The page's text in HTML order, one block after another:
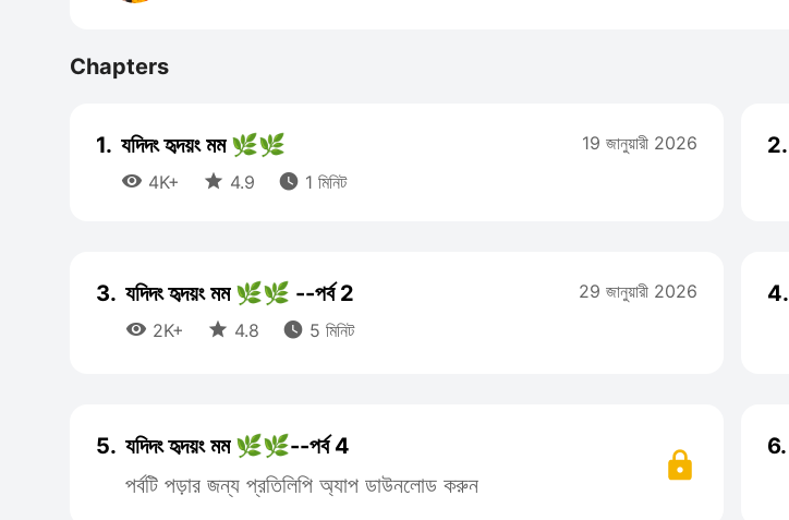
Chapters
1. যদিদং হৃদয়ং মম 🌿🌿
 4K+  4.9  1 মিনিট
19 জানুয়ারী 2026 2.
3. যদিদং হৃদয়ং মম 🌿🌿 --পর্ব 2
 2K+  4.8  5 মিনিট
29 জানুয়ারী 2026 4.
5. যদিদং হৃদয়ং মম 🌿🌿--পর্ব 4
পর্বটি পড়ার জন্য প্রতিলিপি অ্যাপ ডাউনলোড করুন
6.